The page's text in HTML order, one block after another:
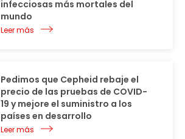
infecciosas más mortales del
mundo
Leer más
Pedimos que Cepheid rebaje el
precio de las pruebas de COVID-
19 y mejore el suministro a los
países en desarrollo
Leer más